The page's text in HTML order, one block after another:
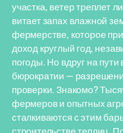
участка, ветер треплет
витает запах влажной
фермерстве, которое
доход круглый год,
погоды. Но вдруг на пути
бюрократии —
проверки. Знакомо?
фермеров и опытных
сталкиваются с этим